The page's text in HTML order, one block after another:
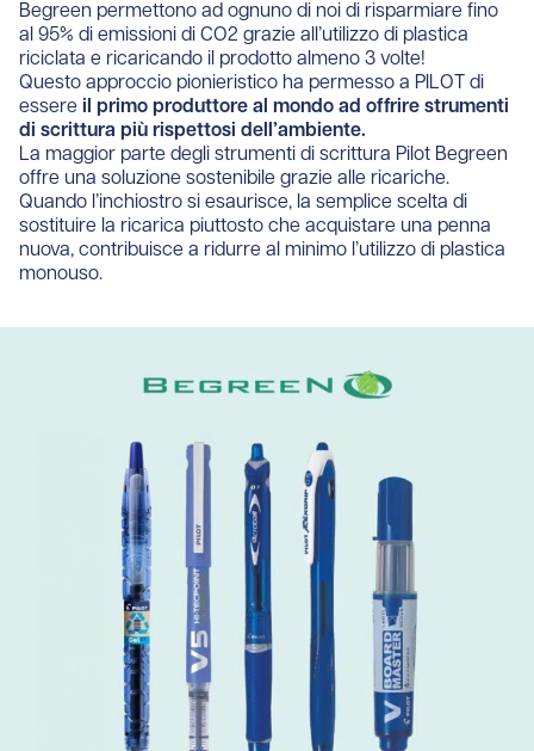
Begreen permettono ad ognuno di noi di risparmiare fino
al 95% di emissioni di CO2 grazie all’utilizzo di plastica
riciclata e ricaricando il prodotto almeno 3 volte!
Questo approccio pionieristico ha permesso a PILOT di
essere il primo produttore al mondo ad offrire strumenti
di scrittura più rispettosi dell’ambiente.
La maggior parte degli strumenti di scrittura Pilot Begreen
offre una soluzione sostenibile grazie alle ricariche.
Quando l’inchiostro si esaurisce, la semplice scelta di
sostituire la ricarica piuttosto che acquistare una penna
nuova, contribuisce a ridurre al minimo l’utilizzo di plastica
monouso.